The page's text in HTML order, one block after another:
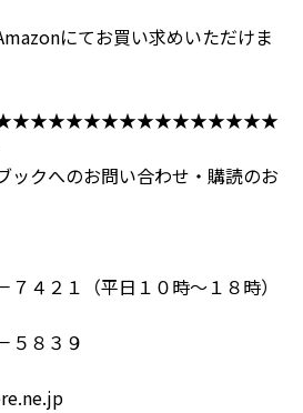
にてお買い求めいただけま
ックへのお問い合わせ・購読のお
７４２１（平日１０時～１８時）
５８３９